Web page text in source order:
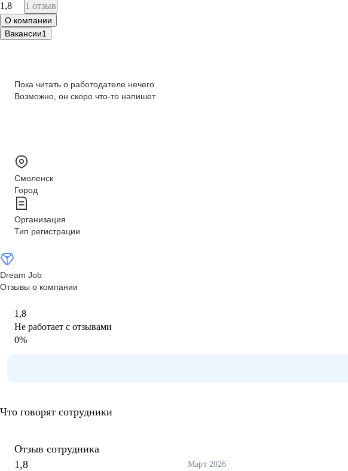
1,8 1 отзыв
О компании
Вакансии1
Пока читать о работодателе нечего
Возможно, он скоро что‑то напишет
Смоленск
Город
Организация
Тип регистрации
Dream Job
Отзывы о компании
1,8
Не работает с отзывами
0%
Что говорят сотрудники
Отзыв сотрудника
1,8
Март 2026